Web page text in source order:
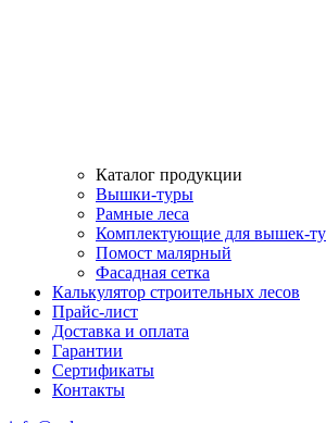
Каталог продукции
Вышки-туры
Рамные леса
Комплектующие для вышек-
Помост малярный
Фасадная сетка
Калькулятор строительных лесов
Прайс-лист
Доставка и оплата
Гарантии
Сертификаты
Контакты